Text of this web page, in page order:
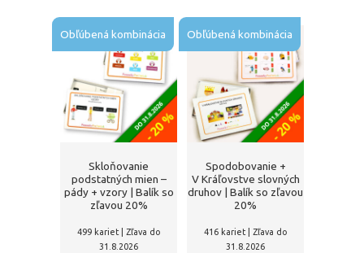
Obľúbená kombinácia
Skloňovanie
podstatných mien –
pády + vzory | Balík so
zľavou 20%
499 kariet | Zľava do
31.8.2026
Obľúbená kombinácia
Spodobovanie +
V Kráľovstve slovných
druhov | Balík so zľavou
20%
416 kariet | Zľava do
31.8.2026